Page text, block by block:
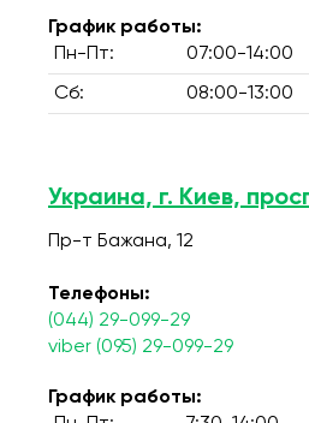
График работы:
Пн-Пт:
07:00-14:00
Сб: 08:00-13:00
Украина, г. Киев,
Пр-т Бажана, 12
Телефоны:
(044) 29-099-29
viber (095) 29-099-29
График работы: